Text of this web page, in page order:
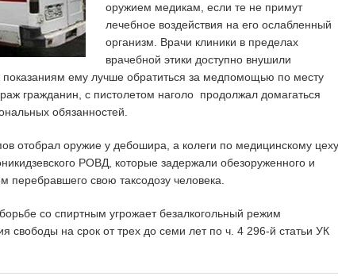
оружием медикам, если те не примут
лечебное воздействия на его ослабленный
организм. Врачи клиники в пределах
врачебной этики доступно внушили
показаниям ему лучше обратиться за медпомощью по месту
гражданин, с пистолетом наголо продолжал домагаться
обязанностей.
отобрал оружие у дебошира, а колеги по медицинскому цеху
РОВД, которые задержали обезоруженного и
перебравшего свою таксодозу человека.
со спиртным угрожает безалкогольный режим
свободы на срок от трех до семи лет по ч. 4 296-й статьи УК